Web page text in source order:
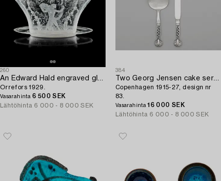
260
An Edward Hald engraved glass bowl with stand,
Orrefors 1929.
Vasarahinta 6 500 SEK
Lähtöhinta 6 000 - 8 000 SEK
384
Two Georg Jensen cake servers,
Copenhagen 1915-27, design nr
83.
Vasarahinta16 000 SEK
Lähtöhinta 6 000 - 8 000 SEK